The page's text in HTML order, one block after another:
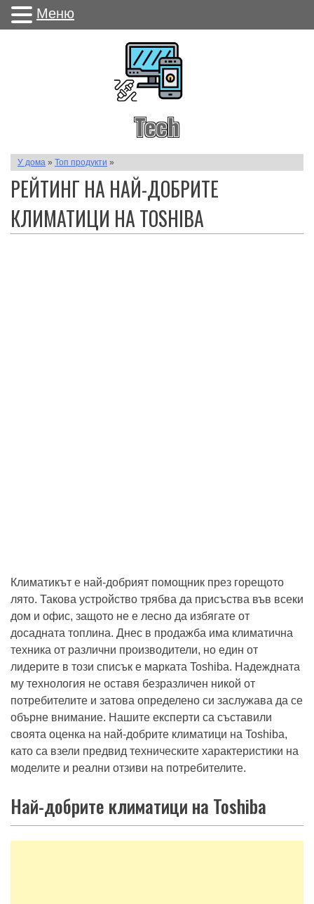
Tech
У дома » Топ продукти »
РЕЙТИНГ НА НАЙ-ДОБРИТЕ
КЛИМАТИЦИ НА TOSHIBA
Климатикът е най-добрият помощник през горещото
лято. Такова устройство трябва да присъства във всеки
дом и офис, защото не е лесно да избягате от
досадната топлина. Днес в продажба има климатична
техника от различни производители, но един от
лидерите в този списък е марката Toshiba. Надеждната
му технология не оставя безразличен никой от
потребителите и затова определено си заслужава да се
обърне внимание. Нашите експерти са съставили
своята оценка на най-добрите климатици на Toshiba,
като са взели предвид техническите характеристики на
моделите и реални отзиви на потребителите.
Най-добрите климатици на Toshiba
Меню